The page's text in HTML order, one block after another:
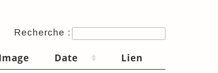
Recherche :
Date Lien